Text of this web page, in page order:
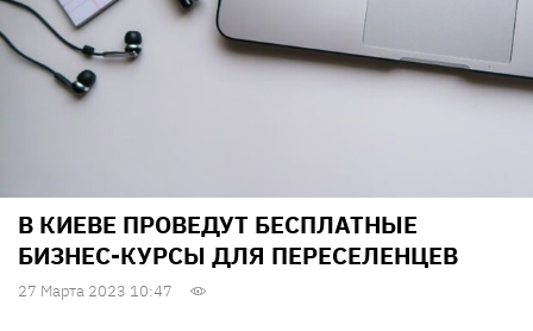
В КИЕВЕ ПРОВЕДУТ БЕСПЛАТНЫЕ
БИЗНЕС-КУРСЫ ДЛЯ ПЕРЕСЕЛЕНЦЕВ
27 Марта 2023 10:47